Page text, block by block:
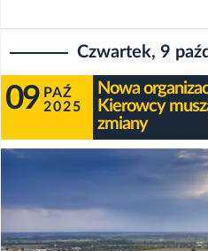
Czwartek, 9
09 PAŹ
2025
Nowa
Kierowcy
zmiany